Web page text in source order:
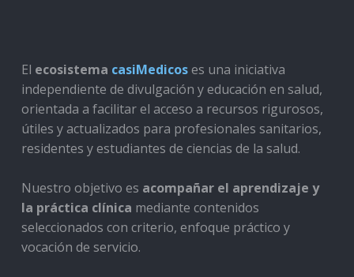
El ecosistema casiMedicoses una iniciativa
independiente de divulgación y educación en salud,
orientada a facilitar el acceso a recursos rigurosos,
útiles y actualizados para profesionales sanitarios,
residentes y estudiantes de ciencias de la salud.
Nuestro objetivo es acompañar el aprendizaje y
la práctica clínica mediante contenidos
seleccionados con criterio, enfoque práctico y
vocación de servicio.